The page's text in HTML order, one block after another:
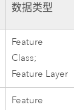
数据类型
Feature
Class;
Feature Layer
Feature